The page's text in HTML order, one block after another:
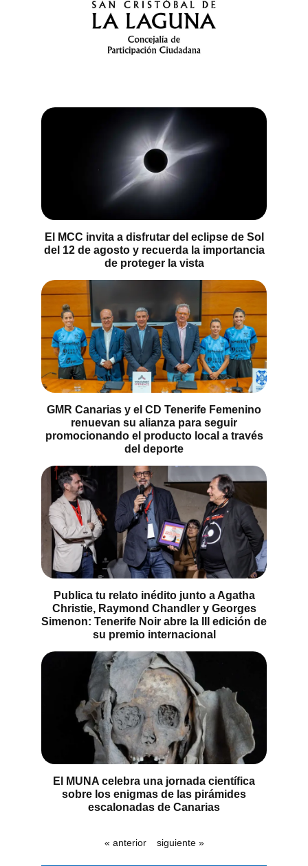
El MCC invita a disfrutar del eclipse de Sol
del 12 de agosto y recuerda la importancia
de proteger la vista
GMR Canarias y el CD Tenerife Femenino
renuevan su alianza para seguir
promocionando el producto local a través
del deporte
Publica tu relato inédito junto a Agatha
Christie, Raymond Chandler y Georges
Simenon: Tenerife Noir abre la III edición de
su premio internacional
El MUNA celebra una jornada científica
sobre los enigmas de las pirámides
escalonadas de Canarias
« anterior siguiente »